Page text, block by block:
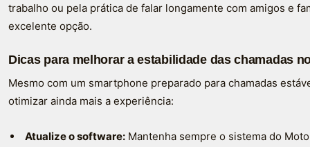
trabalho ou pela prática de falar longamente com amigos e
excelente opção.
Dicas para melhorar a estabilidade das chamadas
Mesmo com um smartphone preparado para chamadas
otimizar ainda mais a experiência:
Atualize o software: Mantenha sempre o sistema do